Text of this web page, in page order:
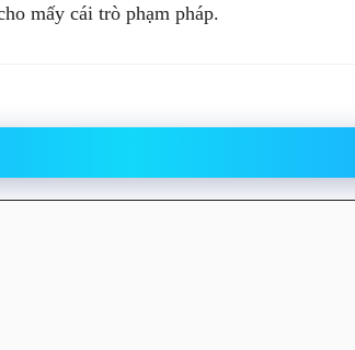
mấy cái trò phạm pháp.